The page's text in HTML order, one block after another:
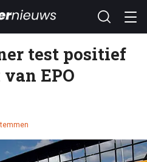
test positief
EPO